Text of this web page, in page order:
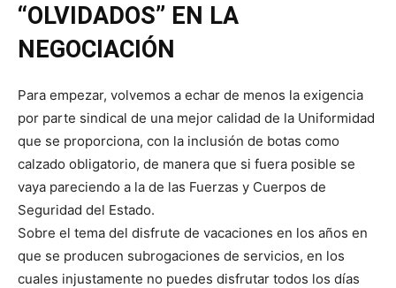
“OLVIDADOS” EN LA
NEGOCIACIÓN
Para empezar, volvemos a echar de menos la exigencia
por parte sindical de una mejor calidad de la Uniformidad
que se proporciona, con la inclusión de botas como
calzado obligatorio, de manera que si fuera posible se
vaya pareciendo a la de las Fuerzas y Cuerpos de
Seguridad del Estado.
Sobre el tema del disfrute de vacaciones en los años en
que se producen subrogaciones de servicios, en los
cuales injustamente no puedes disfrutar todos los días